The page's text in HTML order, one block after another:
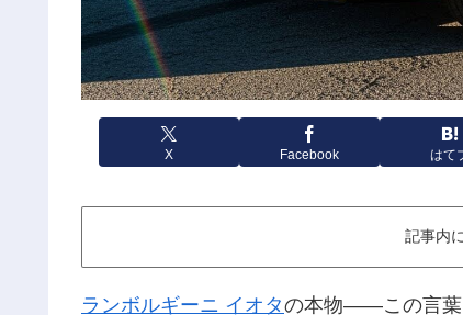
X Facebook はて
記事内
ランボルギーニ イオタの本物――この言葉